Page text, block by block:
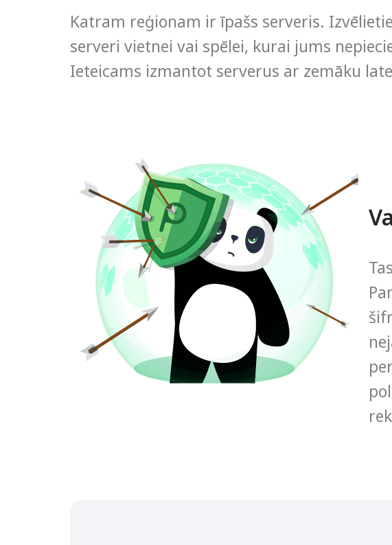
Katram reģionam ir īpašs serveris.
serveri vietnei vai spēlei, kurai jums
Ieteicams izmantot serverus ar zemāku